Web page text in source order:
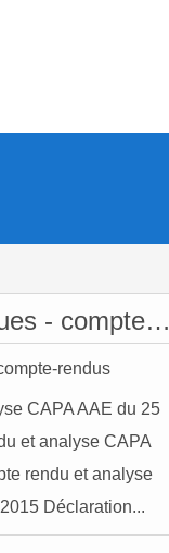
CAP académiques - compte-rendus
CAPA AAE du 25
et analyse CAPA
rendu et analyse
Déclaration...